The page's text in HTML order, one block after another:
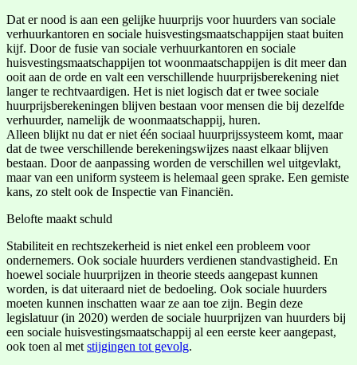
Dat er nood is aan een gelijke huurprijs voor huurders van sociale
verhuurkantoren en sociale huisvestingsmaatschappijen staat buiten
kijf. Door de fusie van sociale verhuurkantoren en sociale
huisvestingsmaatschappijen tot woonmaatschappijen is dit meer dan
ooit aan de orde en valt een verschillende huurprijsberekening niet
langer te rechtvaardigen. Het is niet logisch dat er twee sociale
huurprijsberekeningen blijven bestaan voor mensen die bij dezelfde
verhuurder, namelijk de woonmaatschappij, huren.
Alleen blijkt nu dat er niet één sociaal huurprijssysteem komt, maar
dat de twee verschillende berekeningswijzes naast elkaar blijven
bestaan. Door de aanpassing worden de verschillen wel uitgevlakt,
maar van een uniform systeem is helemaal geen sprake. Een gemiste
kans, zo stelt ook de Inspectie van Financiën.
Belofte maakt schuld
Stabiliteit en rechtszekerheid is niet enkel een probleem voor
ondernemers. Ook sociale huurders verdienen standvastigheid. En
hoewel sociale huurprijzen in theorie steeds aangepast kunnen
worden, is dat uiteraard niet de bedoeling. Ook sociale huurders
moeten kunnen inschatten waar ze aan toe zijn. Begin deze
legislatuur (in 2020) werden de sociale huurprijzen van huurders bij
een sociale huisvestingsmaatschappij al een eerste keer aangepast,
ook toen al met stijgingen tot gevolg.